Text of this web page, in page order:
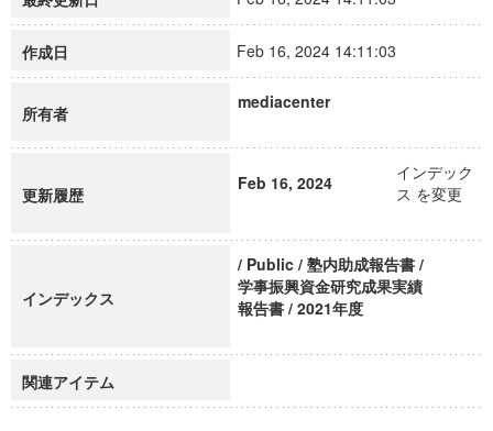
作成日 Feb 16, 2024 14:11:03
所有者
mediacenter
更新履歴
Feb 16, 2024
インデック
ス を変更
インデックス
/ Public / 塾内助成報告書 /
学事振興資金研究成果実績
報告書 / 2021年度
関連アイテム